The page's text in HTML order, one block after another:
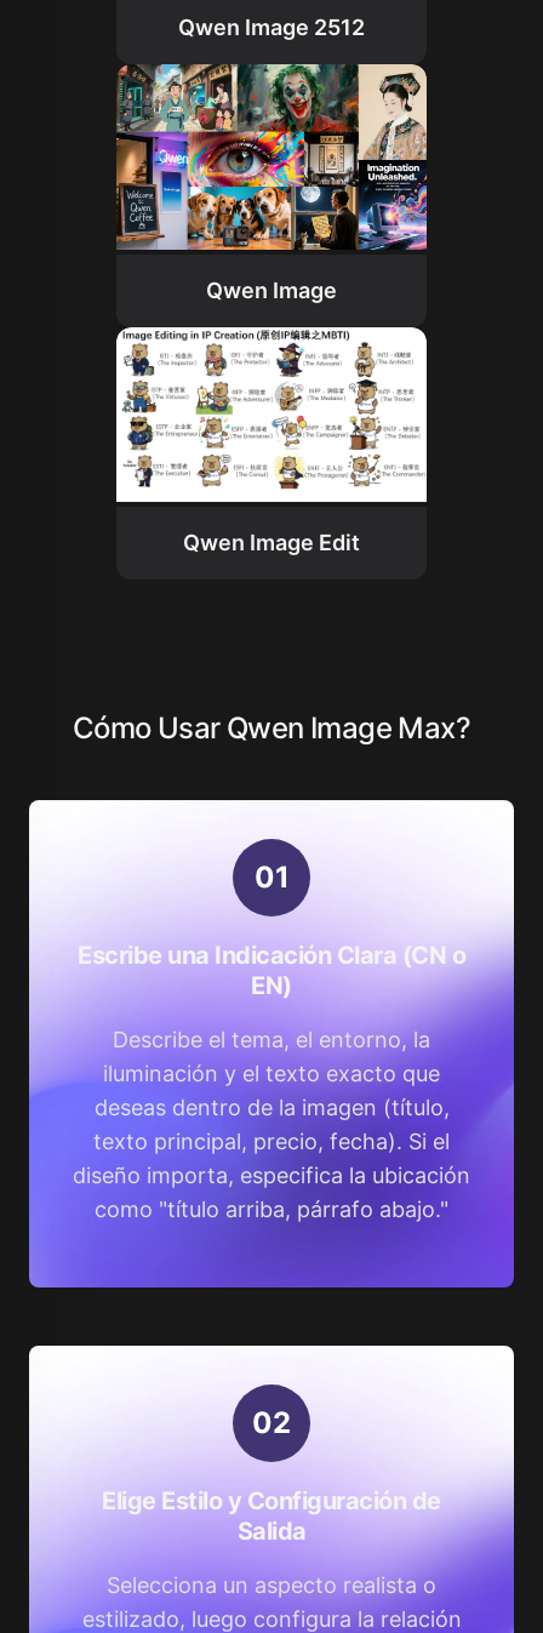
Qwen Image 2512
Qwen Image
Qwen Image Edit
Cómo Usar Qwen Image Max?
01
Escribe una Indicación Clara (CN o
EN)
Describe el tema, el entorno, la
iluminación y el texto exacto que
deseas dentro de la imagen (título,
texto principal, precio, fecha). Si el
diseño importa, especifica la ubicación
como "título arriba, párrafo abajo."
02
Elige Estilo y Configuración de
Salida
Selecciona un aspecto realista o
estilizado, luego configura la relación